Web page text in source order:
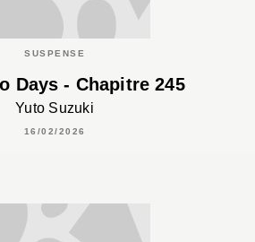
SUSPENSE
Days - Chapitre 245
Yuto Suzuki
16/02/2026